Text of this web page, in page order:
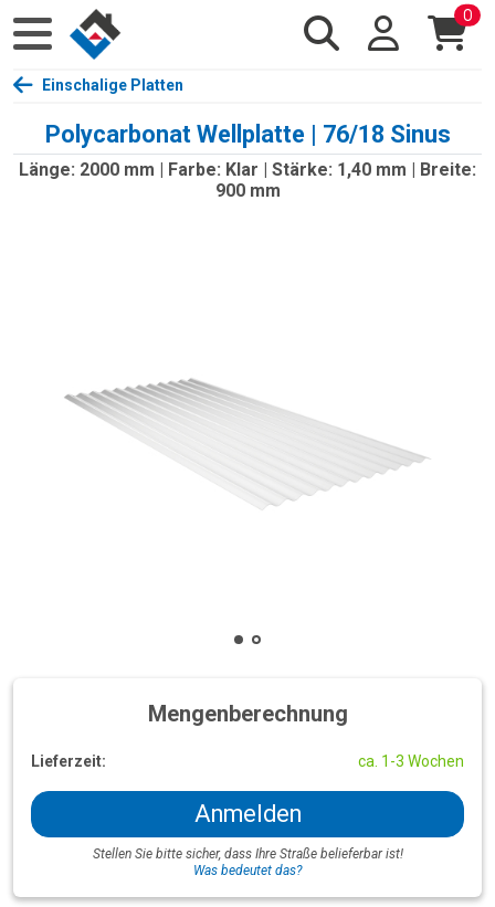
0
Einschalige Platten
Polycarbonat Wellplatte | 76/18 Sinus
Länge: 2000 mm | Farbe: Klar | Stärke: 1,40 mm | Breite:
900 mm
Mengenberechnung
Lieferzeit: ca. 1-3 Wochen
Anmelden
Stellen Sie bitte sicher, dass Ihre Straße belieferbar ist!
Was bedeutet das?